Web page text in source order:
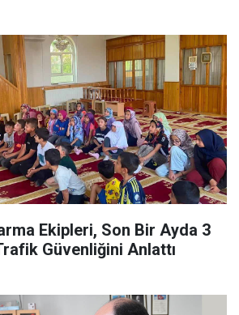
Ekipleri, Son Bir Ayda 3
Güvenliğini Anlattı